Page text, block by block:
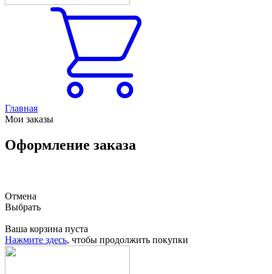
Главная
Мои заказы
Оформление заказа
Отмена
Выбрать
Ваша корзина пуста
Нажмите здесь, чтобы продолжить покупки